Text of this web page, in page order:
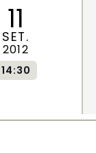
11
SET.
2012
14:30